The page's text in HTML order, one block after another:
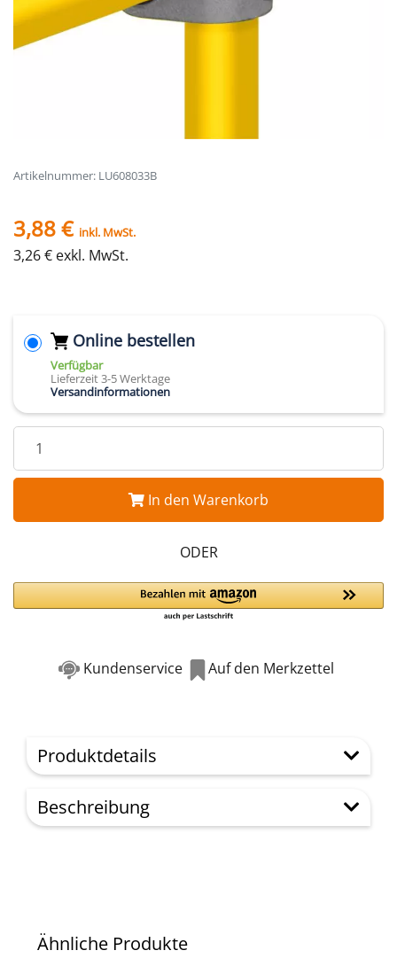
Artikelnummer: LU608033B
3,88 € inkl. MwSt.
3,26 € exkl. MwSt.
Online bestellen
Verfügbar
Lieferzeit 3-5 Werktage
Versandinformationen
In den Warenkorb
ODER
Kundenservice Auf den Merkzettel
Produktdetails
Beschreibung
Ähnliche Produkte